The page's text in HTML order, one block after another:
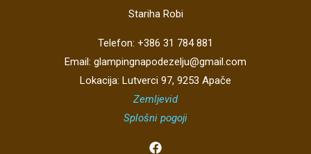
Stariha Robi
Telefon: +386 31 784 881
Email: glampingnapodezelju@gmail.com
Lokacija: Lutverci 97, 9253 Apače
Zemljevid
Splošni pogoji